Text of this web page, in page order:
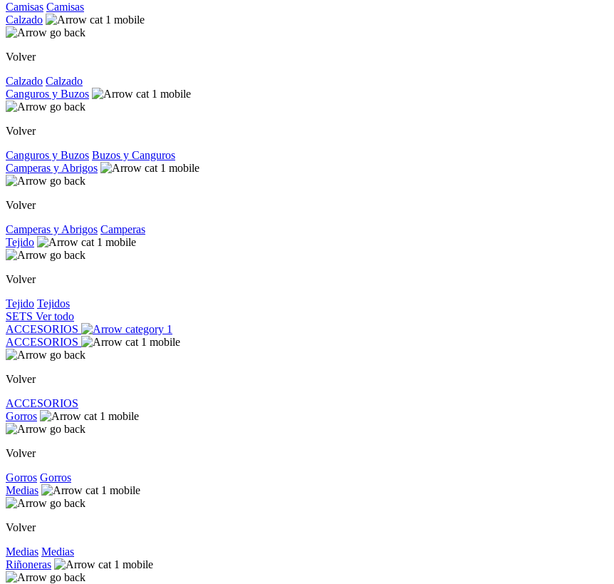
Camisas Camisas
Calzado
Volver
Calzado Calzado
Canguros y Buzos
Volver
Canguros y Buzos Buzos y Canguros
Camperas y Abrigos
Volver
Camperas y Abrigos Camperas
Tejido
Volver
Tejido Tejidos
SETS Ver todo
ACCESORIOS
ACCESORIOS
Volver
ACCESORIOS
Gorros
Volver
Gorros Gorros
Medias
Volver
Medias Medias
Riñoneras